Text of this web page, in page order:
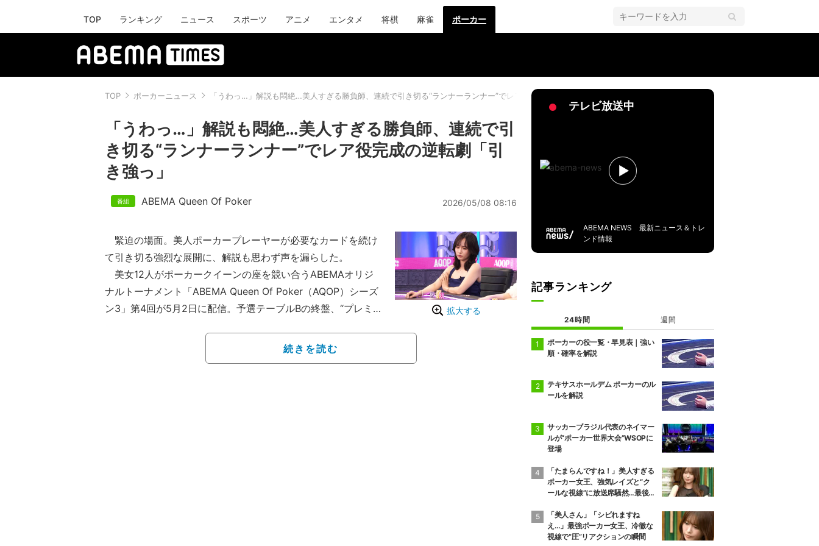
TOP ランキング ニュース スポーツ アニメ エンタメ 将棋 麻雀 ポーカー
TOP ポーカーニュース 「うわっ…」解説も悶絶…美人すぎる勝負師、連続で引き切る“ランナーランナー”でレア役完成の逆転劇「引き強っ」
「うわっ…」解説も悶絶…美人すぎる勝負師、連続で引
き切る“ランナーランナー”でレア役完成の逆転劇「引
き強っ」
ABEMA Queen Of Poker 2026/05/08 08:16
拡大する
緊迫の場面。美人ポーカープレーヤーが必要なカードを続け
て引き切る強烈な展開に、解説も思わず声を漏らした。
美女12人がポーカークイーンの座を競い合うABEMAオリジ
ナルトーナメント「ABEMA Queen Of Poker（AQOP）シーズ
ン3」第4回が5月2日に配信。予選テーブルBの終盤、“プレミア
かし、鮮やかな逆転勝利を収める一幕があった。
続きを読む
テレビ放送中
ABEMA NEWS 最新ニュース＆トレ
ンド情報
記事ランキング
24時間 週間
ポーカーの役一覧・早見表｜強い
順・確率を解説
テキサスホールデム ポーカーのル
ールを解説
サッカーブラジル代表のネイマー
ルが“ポーカー世界大会”WSOPに
登場
「たまらんですね！」美人すぎる
ポーカー女王、強気レイズと“ク
ールな視線”に放送席騒然…最後に
「美人さん」「シビれますね
え…」最強ポーカー女王、冷徹な
視線で“圧”リアクションの瞬間